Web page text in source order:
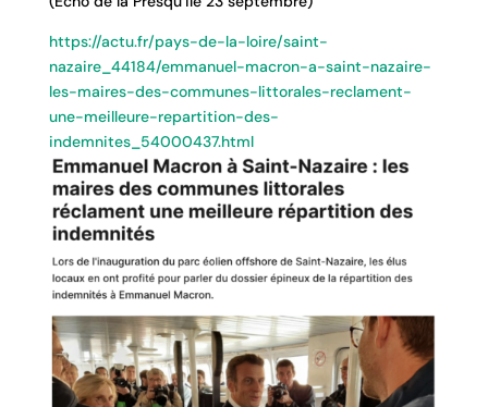
https://actu.fr/pays-de-la-loire/saint-
nazaire_44184/emmanuel-macron-a-saint-nazaire-
les-maires-des-communes-littorales-reclament-
une-meilleure-repartition-des-
indemnites_54000437.html